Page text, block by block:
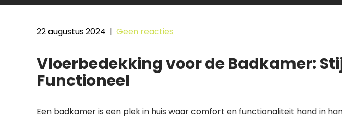
22 augustus 2024 | Geen reacties
Vloerbedekking voor de Badkamer:
Functioneel
Een badkamer is een plek in huis waar comfort en functionaliteit hand in